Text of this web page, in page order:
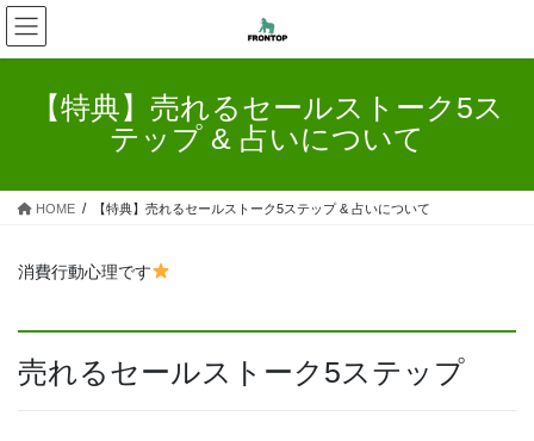
コ
ン
テ
ナ
ビ
ゲ
【特典】売れるセールストーク5ス
テップ & 占いについて
HOME 【特典】売れるセールストーク5ステップ & 占いについて
消費行動心理です
売れるセールストーク5ステップ